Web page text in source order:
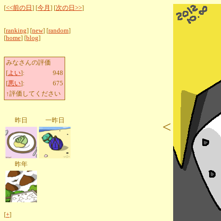
[<<前の日 ] [今月 ] [次の日>>]
[ranking] [new] [random]
[home] [blog]
みなさんの評価
[よい]:
948
[悪い]:
675
↑評価してください
昨日 一昨日
昨年
[+]
<